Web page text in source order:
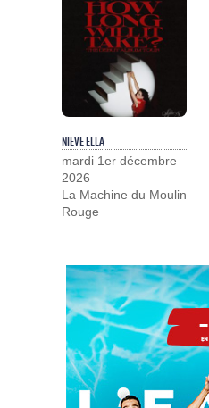
NIEVE ELLA
mardi 1er décembre
2026
La Machine du Moulin
Rouge